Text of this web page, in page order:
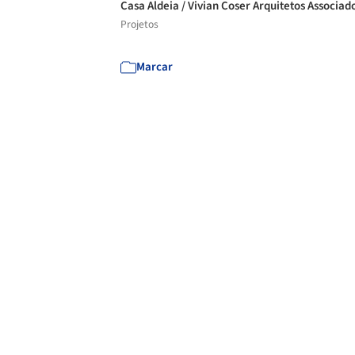
Casa Aldeia / Vivian Coser Arquitetos
Projetos
Marcar